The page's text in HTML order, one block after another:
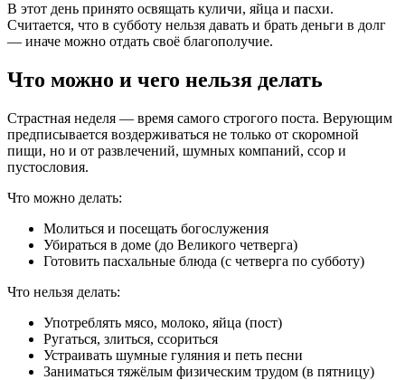
В этот день принято освящать куличи, яйца и пасхи.
Считается, что в субботу нельзя давать и брать деньги в долг
— иначе можно отдать своё благополучие.
Что можно и чего нельзя делать
Страстная неделя — время самого строгого поста. Верующим
предписывается воздерживаться не только от скоромной
пищи, но и от развлечений, шумных компаний, ссор и
пустословия.
Что можно делать:
Молиться и посещать богослужения
Убираться в доме (до Великого четверга)
Готовить пасхальные блюда (с четверга по субботу)
Что нельзя делать:
Употреблять мясо, молоко, яйца (пост)
Ругаться, злиться, ссориться
Устраивать шумные гуляния и петь песни
Заниматься тяжёлым физическим трудом (в пятницу)